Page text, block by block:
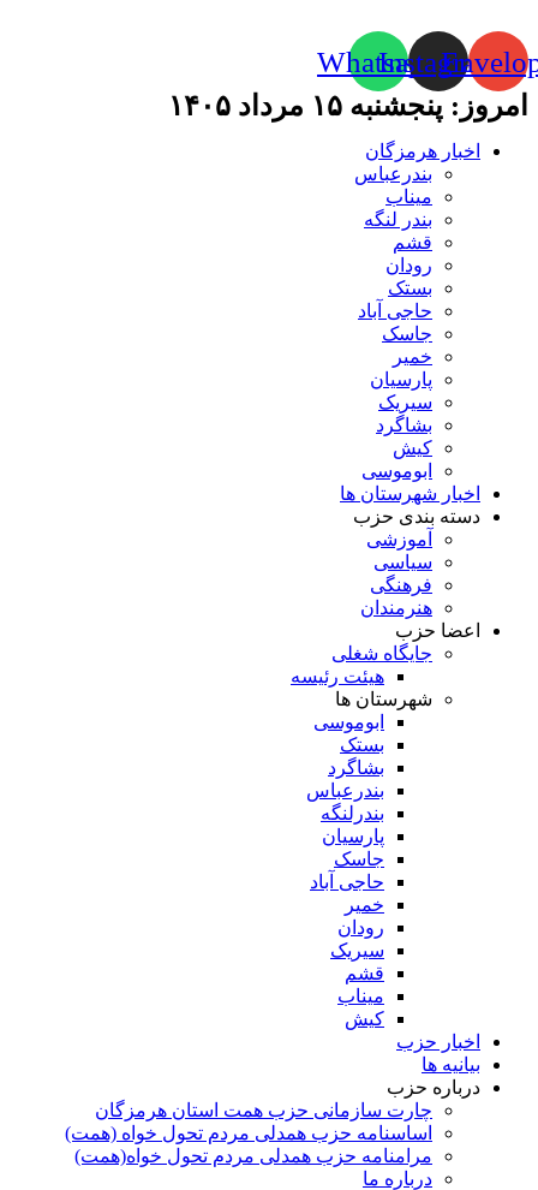
Instagram
Whatsapp
امروز: پنجشنبه ۱۵ مرداد ۱۴۰۵
اخبار هرمزگان
بندرعباس
میناب
بندر لنگه
قشم
رودان
بستک
حاجی آباد
جاسک
خمیر
پارسیان
سیریک
بشاگرد
کیش
ابوموسی
اخبار شهرستان ها
دسته بندی حزب
آموزشی
سیاسی
فرهنگی
هنرمندان
اعضا حزب
جایگاه شغلی
هیئت رئیسه
شهرستان ها
ابوموسی
بستک
بشاگرد
بندرعباس
بندرلنگه
پارسیان
جاسک
حاجی آباد
خمیر
رودان
سیریک
قشم
میناب
کیش
اخبار حزب
بیانیه ها
درباره حزب
چارت سازمانی حزب همت استان هرمزگان
اساسنامه حزب همدلی مردم تحول خواه (همت)
مرامنامه حزب همدلی مردم تحول خواه(همت)
درباره ما